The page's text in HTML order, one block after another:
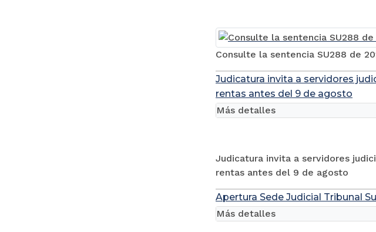
Consulte la sentencia SU288 de
Judicatura invita a servidores
rentas antes del 9 de agosto
Judicatura invita a servidores
rentas antes del 9 de agosto
Más detalles
Apertura Sede Judicial Tribunal
Más detalles